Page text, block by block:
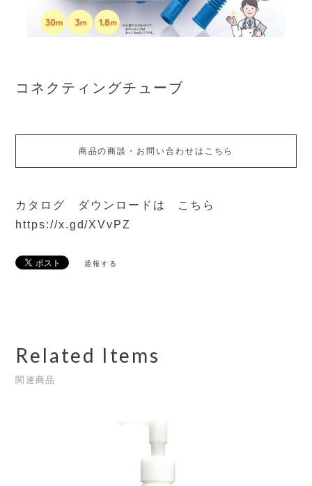
コネクティングチューブ
商品の商談・お問い合わせはこちら
カタログ ダウンロードは こちら
https://x.gd/XVvPZ
通報する
Related Items
関連商品